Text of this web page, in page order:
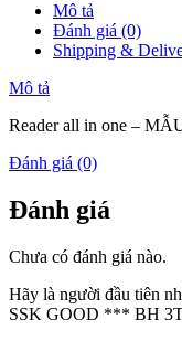
Mô tả
Đánh giá (0)
Shipping &
Mô tả
Reader all in one –
Đánh giá (0)
Đánh giá
Chưa có đánh giá nào.
Hãy là người đầu tiên
SSK GOOD *** BH